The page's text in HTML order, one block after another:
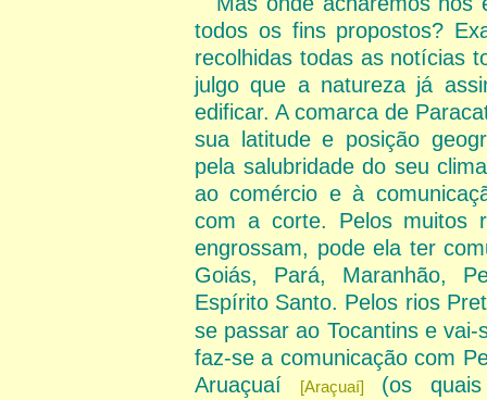
todos os fins propostos?
recolhidas todas as notícias
julgo que a natureza já
edificar. A comarca de
sua latitude e posição
pela salubridade do seu
ao comércio e à
com a corte. Pelos muitos
engrossam, pode ela ter
Goiás, Pará, Maranhão,
Espírito Santo. Pelos rios
se passar ao Tocantins e
faz-se a comunicação com
Aruaçuaí
[Araçuaí]
(os quais